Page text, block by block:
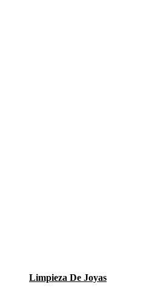
Limpieza De Joyas